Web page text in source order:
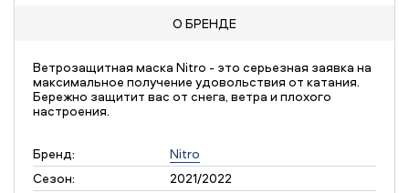
О БРЕНДЕ
Ветрозащитная маска Nitro - это серьезная заявка на
максимальное получение удовольствия от катания.
Бережно защитит вас от снега, ветра и плохого
настроения.
Бренд:
Nitro
Сезон:
2021/2022